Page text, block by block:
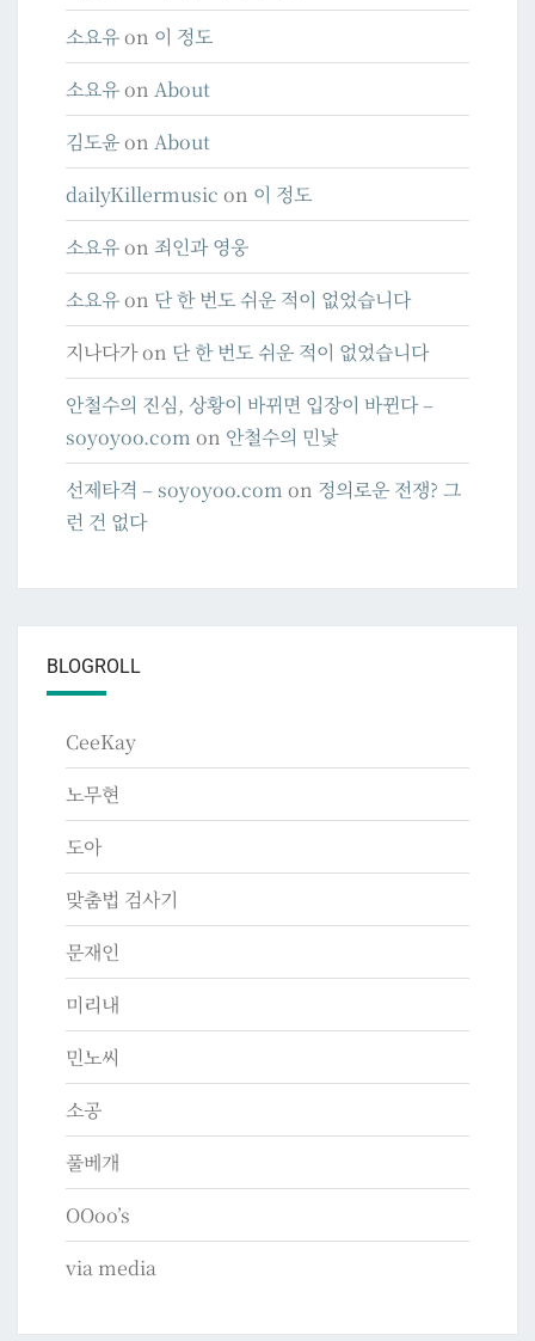
소요유on 이 정도
소요유on About
김도윤on About
dailyKillermusic on 이 정도
소요유on 죄인과 영웅
소요유on 단 한 번도 쉬운 적이 없었습니다
지나다가on 단 한 번도 쉬운 적이 없었습니다
안철수의 진심, 상황이 바뀌면 입장이 바뀐다 –
soyoyoo.com on 안철수의 민낯
선제타격 – soyoyoo.com on 정의로운 전쟁? 그
런 건 없다
BLOGROLL
CeeKay
노무현
도아
맞춤법 검사기
문재인
미리내
민노씨
소공
풀베개
OOoo’s
via media